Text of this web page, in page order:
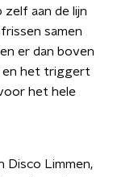
aan de lijn
samen
er dan boven
en het triggert
het hele
Disco Limmen,